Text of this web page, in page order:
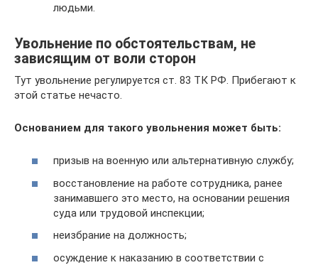
людьми.
Увольнение по обстоятельствам, не
зависящим от воли сторон
Тут увольнение регулируется ст. 83 ТК РФ. Прибегают к
этой статье нечасто.
Основанием для такого увольнения может быть:
призыв на военную или альтернативную службу;
восстановление на работе сотрудника, ранее
занимавшего это место, на основании решения
суда или трудовой инспекции;
неизбрание на должность;
осуждение к наказанию в соответствии с